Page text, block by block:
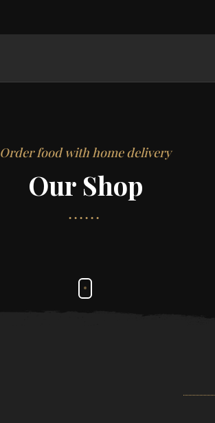
Order food with home delivery
Our Shop